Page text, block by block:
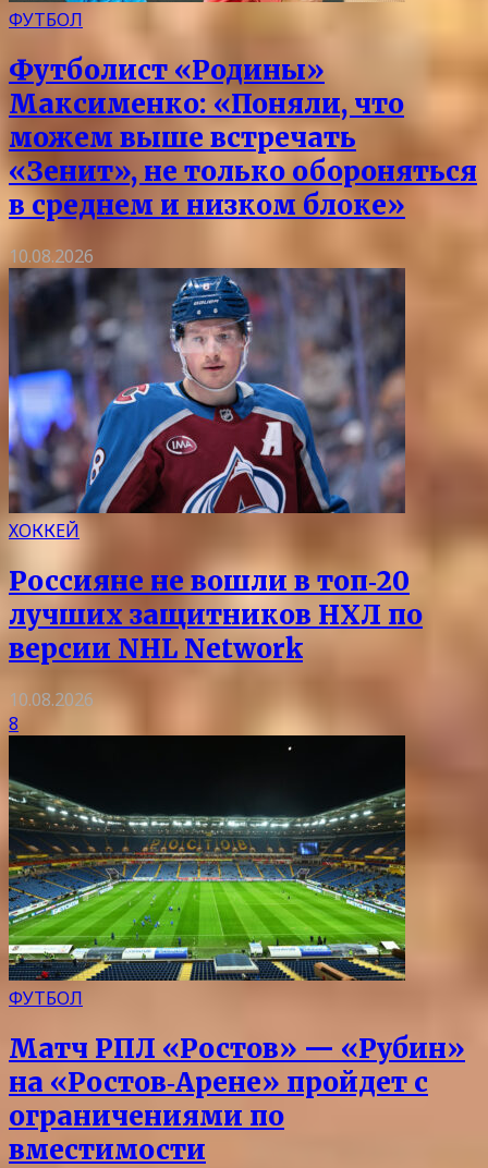
ФУТБОЛ
Футболист «Родины»
Максименко: «Поняли, что
можем выше встречать
«Зенит», не только обороняться
в среднем и низком блоке»
10.08.2026
ХОККЕЙ
Россияне не вошли в топ‑20
лучших защитников НХЛ по
версии NHL Network
10.08.2026
8
ФУТБОЛ
Матч РПЛ «Ростов» — «Рубин»
на «Ростов‑Арене» пройдет с
ограничениями по
вместимости